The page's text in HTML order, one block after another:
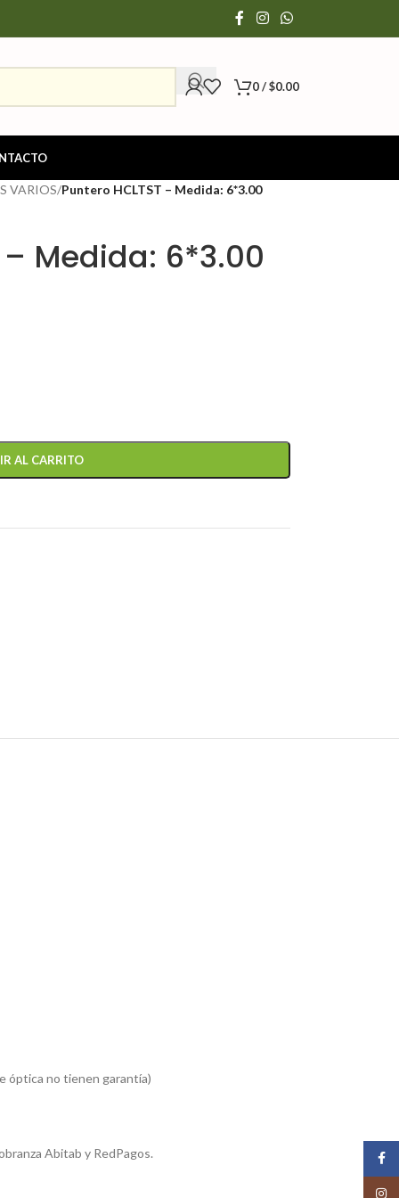
0/$0.00
VARIOS/Puntero HCLTST – Medida: 6*3.00
– Medida: 6*3.00
AL CARRITO
óptica no tienen garantía)
Abitab y RedPagos.